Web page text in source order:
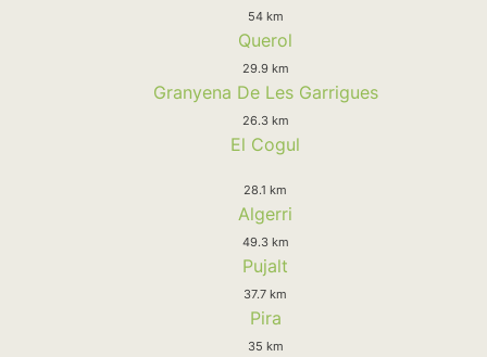
54 km
Querol
29.9 km
Granyena De Les Garrigues
26.3 km
El Cogul
28.1 km
Algerri
49.3 km
Pujalt
37.7 km
Pira
35 km